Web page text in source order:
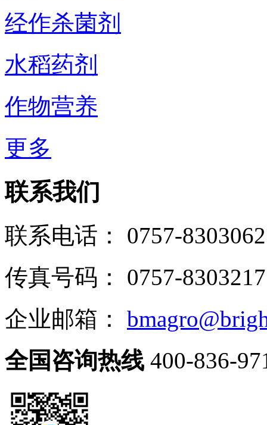
经作杀菌剂
水稻药剂
作物营养
更多
联系我们
联系电话： 0757-
传真号码： 0757-
企业邮箱：
全国咨询热线 400-836-